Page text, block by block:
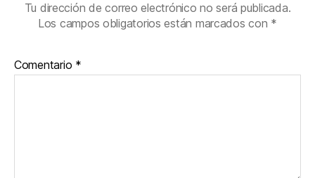
Tu dirección de correo electrónico no será publicada.
Los campos obligatorios están marcados con *
Comentario *